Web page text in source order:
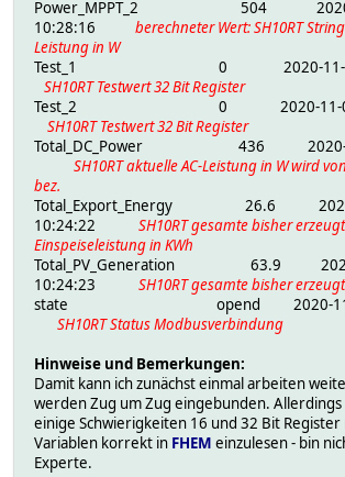
Power_MPPT_2 504 2020-
10:28:16 berechneter Wert: SH10RT
Leistung in W
Test_1 0 2020-11-05
SH10RT Testwert 32 Bit Register
Test_2 0 2020-11-05
SH10RT Testwert 32 Bit Register
Total_DC_Power 436 2020-11-
SH10RT aktuelle AC-Leistung in W wird
bez.
Total_Export_Energy 26.6
10:24:22 SH10RT gesamte bisher
Einspeiseleistung in KWh
Total_PV_Generation 63.9
10:24:23 SH10RT gesamte bisher
state opend 2020-11-05
SH10RT Status Modbusverbindung
Hinweise und Bemerkungen:
Damit kann ich zunächst einmal arbeiten
werden Zug um Zug eingebunden. Allerdings
einige Schwierigkeiten 16 und 32 Bit Register
Variablen korrekt in FHEM einzulesen - bin
Experte.